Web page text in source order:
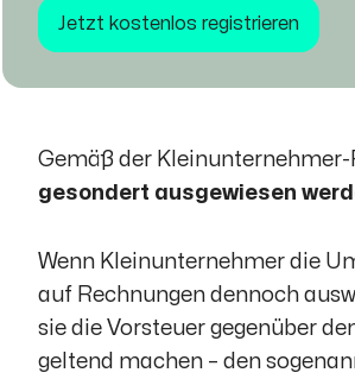
Jetzt kostenlos registrieren
Gemäß der Kleinunternehmer-
gesondert ausgewiesen
Wenn Kleinunternehmer die
auf Rechnungen dennoch
sie die Vorsteuer gegenüber
geltend machen – den